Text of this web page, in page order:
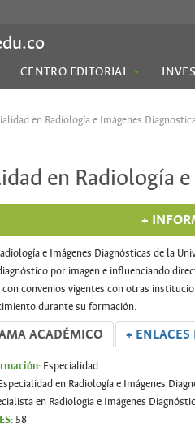
CENTRO EDITORIAL
en Radiología e Imágenes
en Radiología
+
e Imágenes Diagnósticas de la
por imagen e influenciando
convenios vigentes con otras
durante su formación.
ACADÉMICO + ENLACES
Especialidad
en Radiología e Imágenes
en Radiología e Imágenes
58